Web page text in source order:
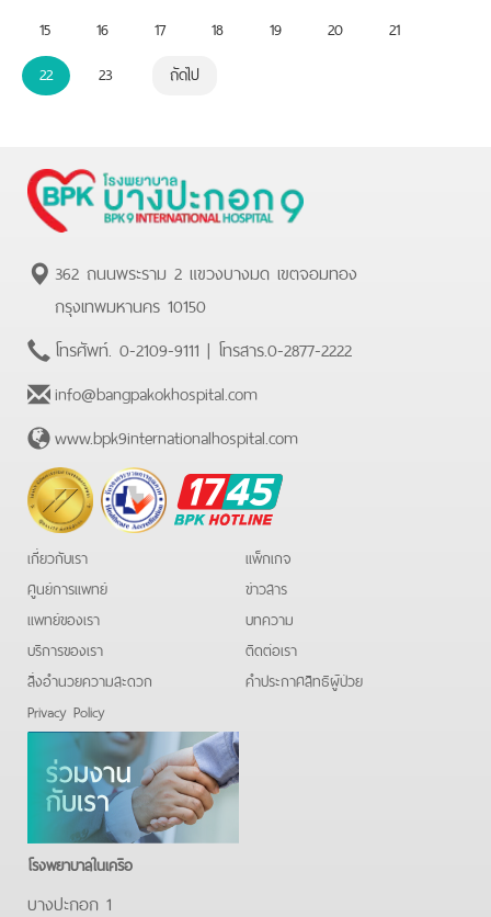
15
16 17 18 19 20
21
22
23 ถัดไป
362 ถนนพระราม 2 แขวงบางมด เขตจอมทอง
กรุงเทพมหานคร 10150
โทรศัพท์. 0-2109-9111 | โทรสาร.0-2877-2222
info@bangpakokhospital.com
www.bpk9internationalhospital.com
BPK
Hotline
เกี่ยวกับเรา
ศูนย์การแพทย์
แพทย์ของเรา
บริการของเรา
สิ่งอำนวยความสะดวก
Privacy Policy
แพ็กเกจ
ข่าวสาร
บทความ
ติดต่อเรา
คําประกาศสิทธิผู้ป่วย
โรงพยาบาลในเครือ
บางปะกอก 1